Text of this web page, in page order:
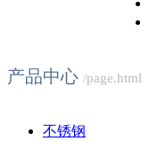
产品中心 /page.html
不锈钢